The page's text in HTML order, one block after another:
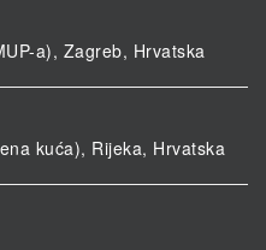
a), Zagreb, Hrvatska
kuća), Rijeka, Hrvatska